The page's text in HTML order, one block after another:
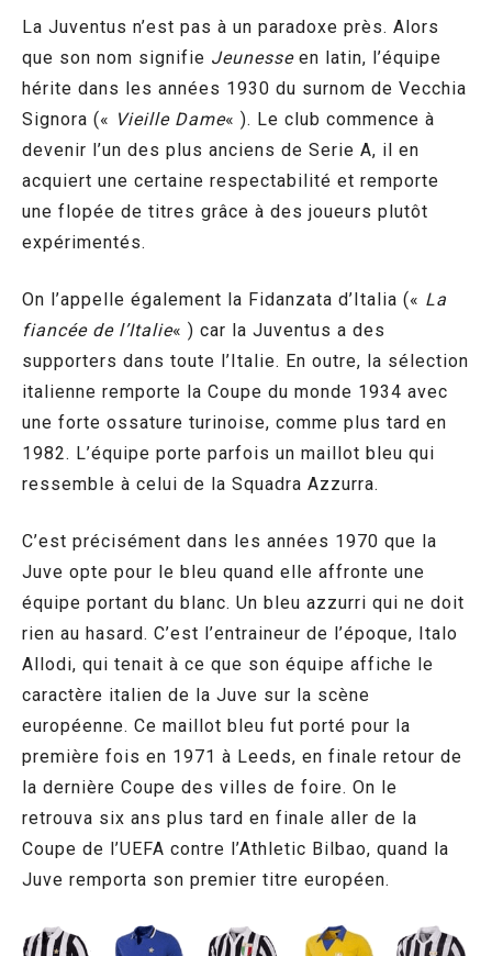
La Juventus n’est pas à un paradoxe près. Alors
que son nom signifie Jeunesseen latin, l’équipe
hérite dans les années 1930 du surnom de Vecchia
Signora (« Vieille Dame« ). Le club commence à
devenir l’un des plus anciens de Serie A, il en
acquiert une certaine respectabilité et remporte
une flopée de titres grâce à des joueurs plutôt
expérimentés.
On l’appelle également la Fidanzata d’Italia (« La
fiancée de l’Italie« ) car la Juventus a des
supporters dans toute l’Italie. En outre, la sélection
italienne remporte la Coupe du monde 1934 avec
une forte ossature turinoise, comme plus tard en
1982. L’équipe porte parfois un maillot bleu qui
ressemble à celui de la Squadra Azzurra.
C’est précisément dans les années 1970 que la
Juve opte pour le bleu quand elle affronte une
équipe portant du blanc. Un bleu azzurri qui ne doit
rien au hasard. C’est l’entraineur de l’époque, Italo
Allodi, qui tenait à ce que son équipe affiche le
caractère italien de la Juve sur la scène
européenne. Ce maillot bleu fut porté pour la
première fois en 1971 à Leeds, en finale retour de
la dernière Coupe des villes de foire. On le
retrouva six ans plus tard en finale aller de la
Coupe de l’UEFA contre l’Athletic Bilbao, quand la
Juve remporta son premier titre européen.